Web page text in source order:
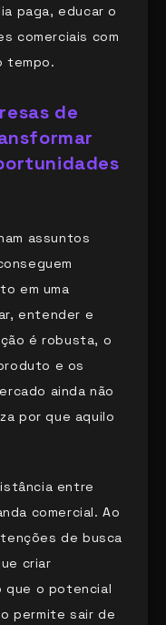
paga, educar o
comerciais com
tempo.
de
assuntos
em uma
entender e
é robusta, o
e os
ainda não
por que aquilo
entre
comercial. Ao
de busca
criar
que o potencial
permite sair de